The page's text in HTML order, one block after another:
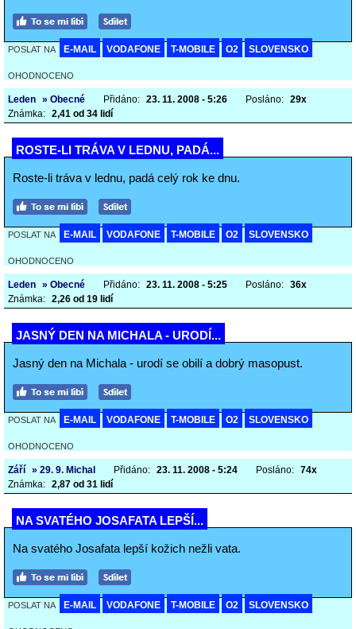
POSLAT NA E-MAIL VODAFONE T-MOBILE O2 SLOVENSKO
OHODNOCENO
Leden » Obecné Přidáno: 23. 11. 2008 - 5:26 Posláno: 29x
Známka: 2,41 od 34 lidí
ROSTE-LI TRÁVA V LEDNU, PADÁ...
Roste-li tráva v lednu, padá celý rok ke dnu.
POSLAT NA E-MAIL VODAFONE T-MOBILE O2 SLOVENSKO
OHODNOCENO
Leden » Obecné Přidáno: 23. 11. 2008 - 5:25 Posláno: 36x
Známka: 2,26 od 19 lidí
JASNÝ DEN NA MICHALA - URODÍ...
Jasný den na Michala - urodí se obilí a dobrý masopust.
POSLAT NA E-MAIL VODAFONE T-MOBILE O2 SLOVENSKO
OHODNOCENO
Září » 29. 9. Michal Přidáno: 23. 11. 2008 - 5:24 Posláno: 74x
Známka: 2,87 od 31 lidí
NA SVATÉHO JOSAFATA LEPŠÍ...
Na svatého Josafata lepší kožich nežli vata.
POSLAT NA E-MAIL VODAFONE T-MOBILE O2 SLOVENSKO